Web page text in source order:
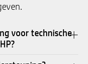
voor technische